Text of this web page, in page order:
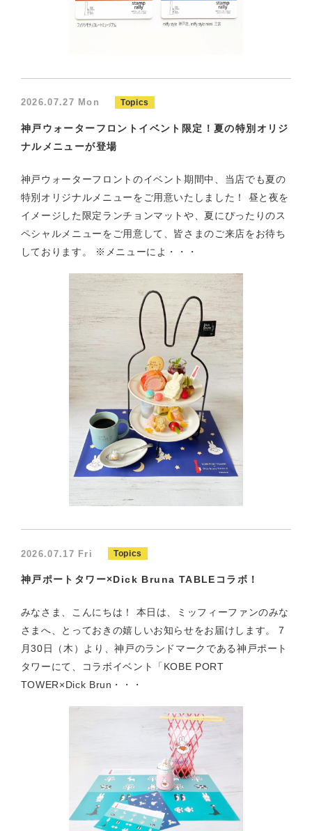
2026.07.27 Mon Topics
神戸ウォーターフロントイベント限定！夏の特別オリジ
ナルメニューが登場
神戸ウォーターフロントのイベント期間中、当店でも夏の
特別オリジナルメニューをご用意いたしました！ 昼と夜を
イメージした限定ランチョンマットや、夏にぴったりのス
ペシャルメニューをご用意して、皆さまのご来店をお待ち
しております。 ※メニューによ・・・
2026.07.17 Fri Topics
神戸ポートタワー×Dick Bruna TABLEコラボ！
みなさま、こんにちは！ 本日は、ミッフィーファンのみな
さまへ、とっておきの嬉しいお知らせをお届けします。 7
月30日（木）より、神戸のランドマークである神戸ポート
タワーにて、コラボイベント「KOBE PORT
TOWER×Dick Brun・・・